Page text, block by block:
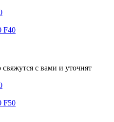
F40
с вами и уточнят
F50